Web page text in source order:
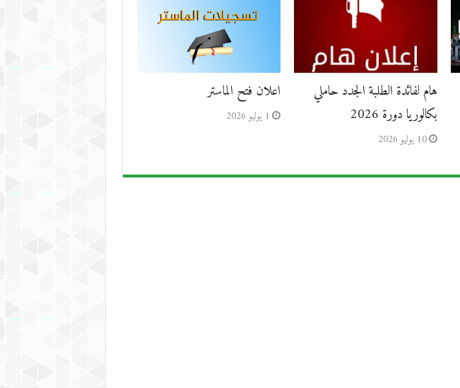
هام لفائدة الطلبة الجدد حاملي
بكالوريا دورة 2026
10 يوليو 2026
اعلان فتح الماستر
1 يوليو 2026